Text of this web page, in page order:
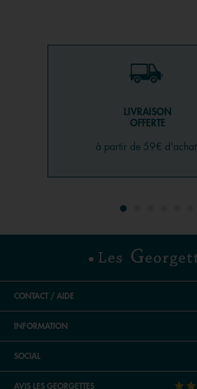
LIVRAISON
OFFERTE
à partir de 59€ d'achat
CONTACT / AIDE
INFORMATION
SOCIAL
AVIS LES GEORGETTES